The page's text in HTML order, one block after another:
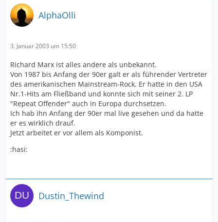
AlphaOlli
3. Januar 2003 um 15:50
Richard Marx ist alles andere als unbekannt.
Von 1987 bis Anfang der 90er galt er als führender Vertreter
des amerikanischen Mainstream-Rock. Er hatte in den USA
Nr.1-Hits am Fließband und konnte sich mit seiner 2. LP
"Repeat Offender" auch in Europa durchsetzen.
Ich hab ihn Anfang der 90er mal live gesehen und da hatte
er es wirklich drauf.
Jetzt arbeitet er vor allem als Komponist.
:hasi:
Dustin_Thewind